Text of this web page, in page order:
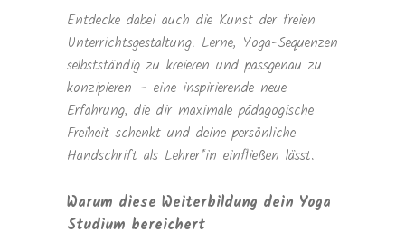
Entdecke dabei auch die Kunst der freien
Unterrichtsgestaltung. Lerne, Yoga-Sequenzen
selbstständig zu kreieren und passgenau zu
konzipieren – eine inspirierende neue
Erfahrung, die dir maximale pädagogische
Freiheit schenkt und deine persönliche
Handschrift als Lehrer*in einfließen lässt.
Warum diese Weiterbildung dein Yoga
Studium bereichert